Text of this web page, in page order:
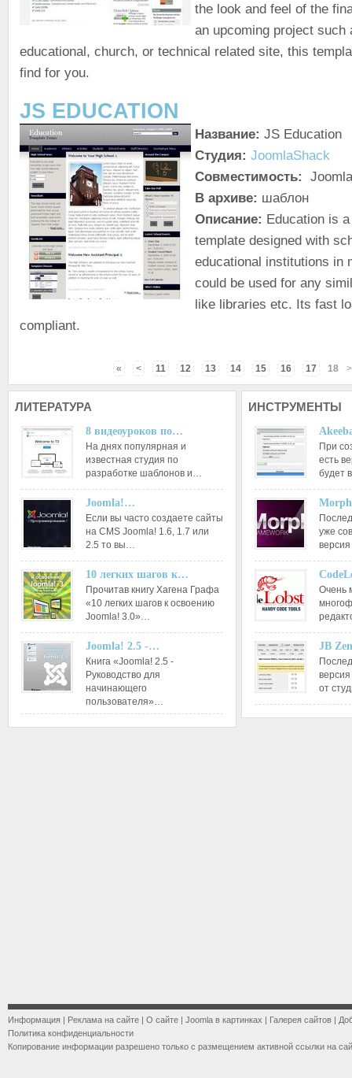
the look and feel of the
an upcoming project such
educational, church, or technical related site, this
find for you.
JS EDUCATION
Название: JS Education
Студия: JoomlaShack
Совместимость:
В архиве: шаблон
Описание: Education is
template designed with
educational institutions in
could be used for any
like libraries etc. Its fast
compliant.
« < 11 12 13 14 15 16 17 18 >
ЛИТЕРАТУРА
8 видеоуроков по…
На днях популярная и
известная студия по
разработке шаблонов и…
Joomla!…
Если вы часто создаете сайты
на CMS Joomla! 1.6, 1.7 или
2.5 то вы…
10 легких шагов к…
Прочитав книгу Хагена Графа
«10 легких шагов к освоению
Joomla! 3.0»…
Joomla! 2.5 -…
Книга «Joomla! 2.5 -
Руководство для
начинающего
пользователя»…
ИНСТРУМЕНТЫ
При
есть
будет
уже
Очень
JB
от
Информация | Реклама на сайте | О сайте | Joomla в картинках | Галерея сайтов |
Политика конфиденциальности
Копирование информации разрешено только с размещением активной ссылки на